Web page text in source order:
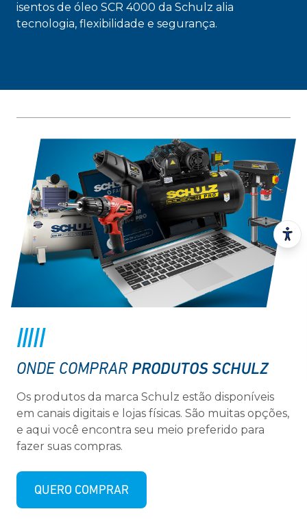
isentos de óleo SCR 4000 da Schulz alia
tecnologia, flexibilidade e segurança.
ONDE COMPRAR PRODUTOS SCHULZ
Os produtos da marca Schulz estão disponíveis
em canais digitais e lojas físicas. São muitas opções,
e aqui você encontra seu meio preferido para
fazer suas compras.
QUERO COMPRAR